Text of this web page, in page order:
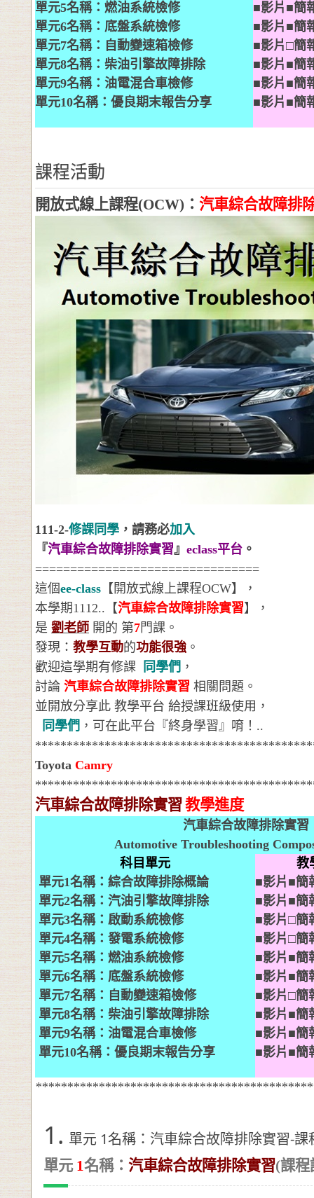
單元5名稱：燃油系統檢修
■影片■簡
單元6名稱：底盤系統檢修
■影片■簡
單元7名稱：自動變速箱檢修
■影片□簡
單元8名稱：柴油引擎故障排除
■影片■簡
單元9名稱：油電混合車檢修
■影片■簡
單元10名稱：優良期末報告分享 ■影片■簡
課程活動
開放式線上課程(OCW)： 汽車綜合故障排
111-2-修課同學 ，請務必加入
『汽車綜合故障排除實習』 eclass平台 。
================================
這個ee-class 【開放式線上課程OCW】，
本學期1112.. 【汽車綜合故障排除實習】，
是 劉老師 開的 第7門課。
發現： 教學互動的功能很強 。
歡迎這學期有修課
同學們 ，
討論 汽車綜合故障排除實習 相關問題。
並開放分享此 教學平台 給授課班級使用，
同學們 ，可在此平台『終身學習』唷！ ..
Toyota Camry
汽車綜合故障排除實習教學進度
汽車綜合故障排除實習
Automotive Troubleshooting
科目單元
教
單元1名稱：綜合故障排除概論 ■影片■簡
單元2名稱：汽油引擎故障排除 ■影片■簡
單元3名稱：啟動系統檢修 ■影片□簡
單元4名稱：發電系統檢修 ■影片□簡
單元5名稱：燃油系統檢修 ■影片■簡
單元6名稱：底盤系統檢修 ■影片■簡
單元7名稱：自動變速箱檢修 ■影片□簡
單元8名稱：柴油引擎故障排除 ■影片■簡
單元9名稱：油電混合車檢修 ■影片■簡
單元10名稱：優良期末報告分享 ■影片■簡
1. 單元 1名稱：汽車綜合故障排除實習-課
單元 1名稱： 汽車綜合故障排除實習(課程